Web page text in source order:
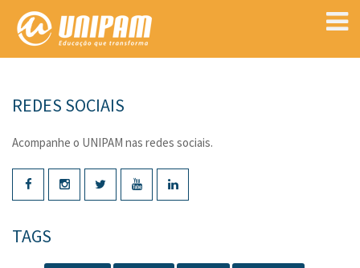
REDES SOCIAIS
Acompanhe o UNIPAM nas redes sociais.
TAGS